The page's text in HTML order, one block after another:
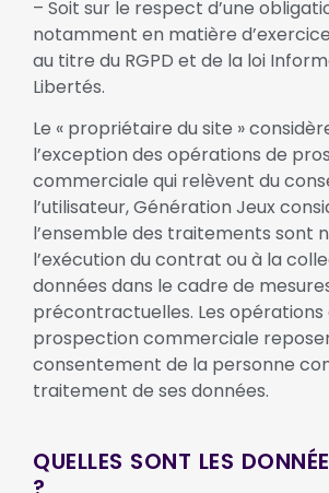
– Soit sur le respect d’une
notamment en matière
au titre du RGPD et de la loi
Libertés.
Le « propriétaire du site »
l’exception des opérations de
commerciale qui relèvent du
l’utilisateur, Génération Jeux
l’ensemble des traitements sont
l’exécution du contrat ou à la
données dans le cadre de
précontractuelles. Les opérations
prospection commerciale
consentement de la personne
traitement de ses données.
QUELLES SONT LES